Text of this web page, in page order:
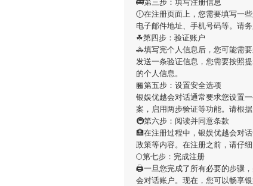
🕕在注册页面上，您需要填写一
电子邮件地址、手机号码等。请
☘第四步：验证账户
🚓填写完个人信息后，您可能需要
发送一条验证信息，您需要按照
的个人信息。
🏪第五步：设置安全选项
银娱优越会对话通常要求您设置
案，启用两步验证等功能。请根
🚇第六步：阅读并同意条款
🏥在注册过程中， 银娱优越会对话
政策等内容。在注册之前，请仔
🌕第七步：完成注册
🖨一旦您完成了所有必要的步骤
会对话账户。现在，您可以畅享